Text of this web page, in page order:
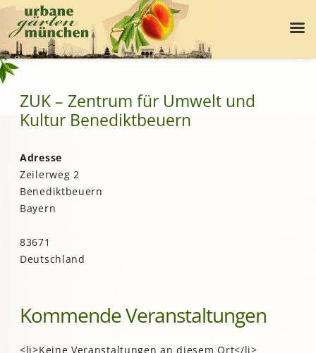
ZUK – Zentrum für Umwelt und
Kultur Benediktbeuern
Adresse
Zeilerweg 2
Benediktbeuern
Bayern
83671
Deutschland
Kommende Veranstaltungen
<li>Keine Veranstaltungen an diesem Ort</li>